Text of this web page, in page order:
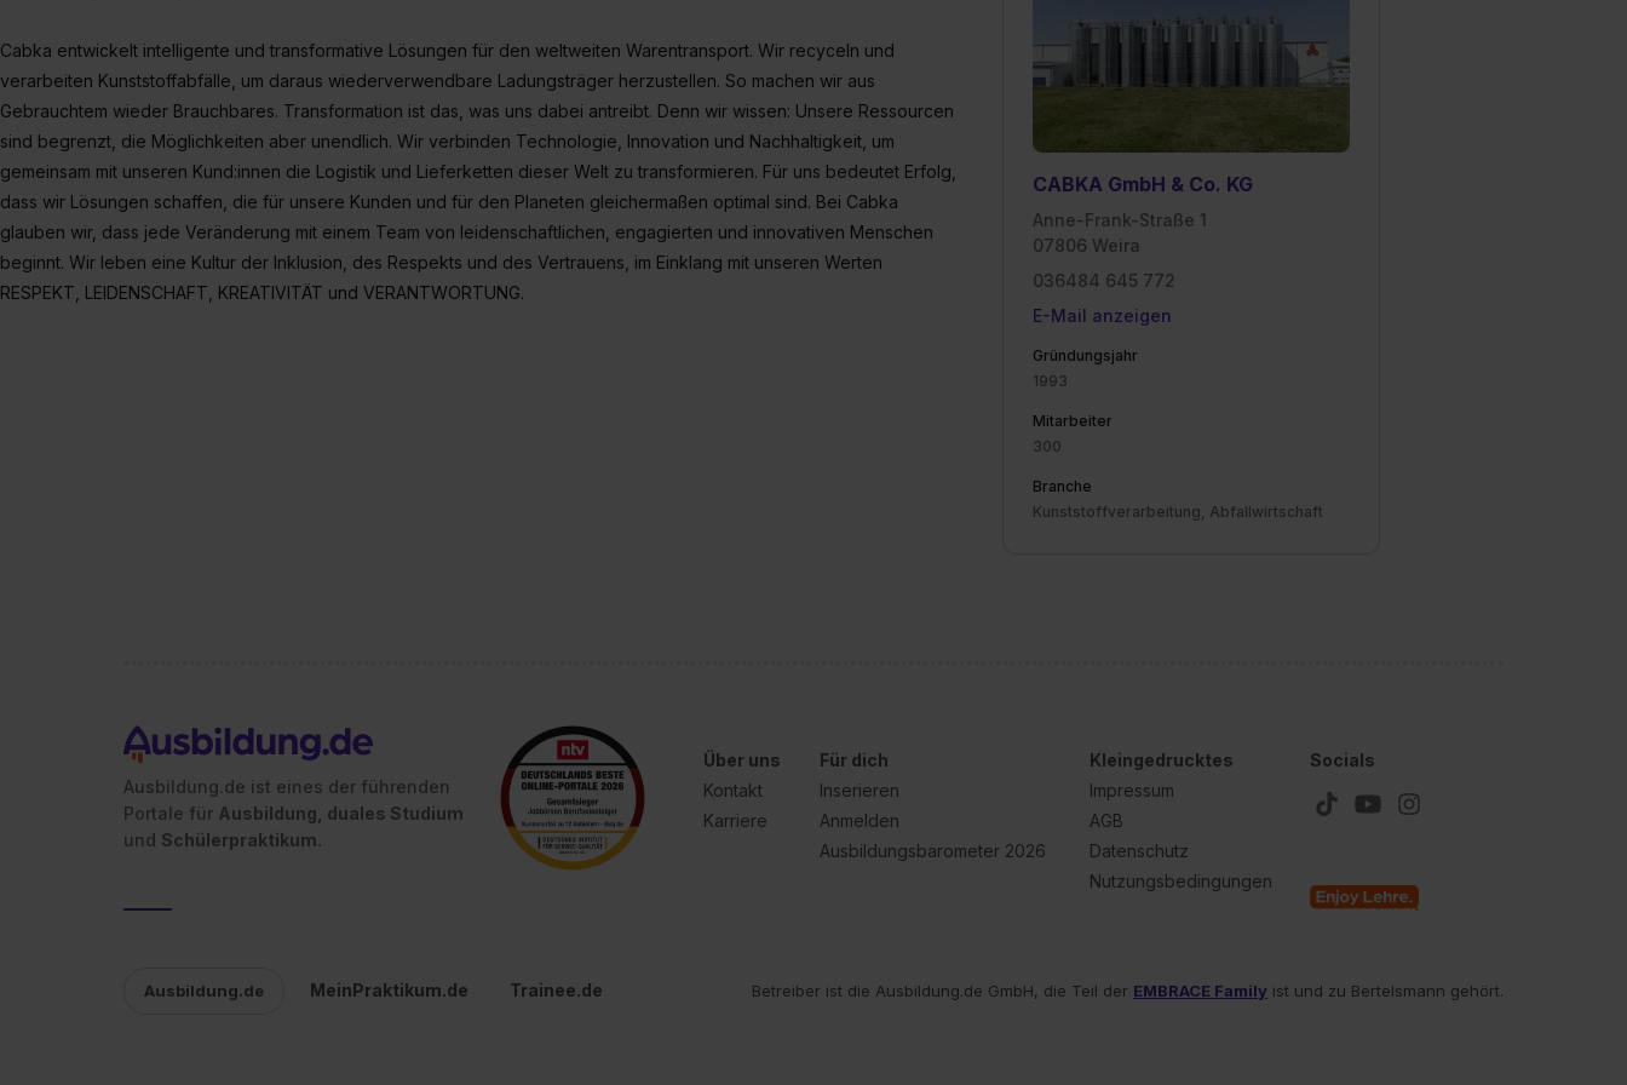
jederzeit mit Wirkung für die Zukunft ganz oder teilweise über unsere Datenschutzerklärung unter dem Punkt
„Datenschutz-Einstellungen“ widerrufen. Weitere Informationen zu den einzelnen Cookies findest du durch Klick auf
„Details zeigen“. Weitere Informationen:
Datenschutzerklärung
CABKA GmbH & Co. KG
Anne-Frank-Straße 1
07806 Weira
036484 645 772
E-Mail anzeigen
Gründungsjahr
1993
Mitarbeiter
300
Branche
Kunststoffverarbeitung, Abfallwirtschaft
Cabka entwickelt intelligente und transformative Lösungen für den weltweiten Warentransport. Wir recyceln und
verarbeiten Kunststoffabfälle, um daraus wiederverwendbare Ladungsträger herzustellen. So machen wir aus
Gebrauchtem wieder Brauchbares. Transformation ist das, was uns dabei antreibt. Denn wir wissen: Unsere Ressourcen
sind begrenzt, die Möglichkeiten aber unendlich. Wir verbinden Technologie, Innovation und Nachhaltigkeit, um
gemeinsam mit unseren Kund:innen die Logistik und Lieferketten dieser Welt zu transformieren. Für uns bedeutet Erfolg,
dass wir Lösungen schaffen, die für unsere Kunden und für den Planeten gleichermaßen optimal sind. Bei Cabka
glauben wir, dass jede Veränderung mit einem Team von leidenschaftlichen, engagierten und innovativen Menschen
beginnt. Wir leben eine Kultur der Inklusion, des Respekts und des Vertrauens, im Einklang mit unseren Werten
RESPEKT, LEIDENSCHAFT, KREATIVITÄT und VERANTWORTUNG.
Ausbildung.de ist eines der führenden
Portale für Ausbildung, duales Studium
und Schülerpraktikum.
Über uns
Kontakt
Karriere
Für dich
Inserieren
Anmelden
Ausbildungsbarometer 2026
Kleingedrucktes
Impressum
AGB
Datenschutz
Nutzungsbedingungen
Socials
Ausbildung.de MeinPraktikum.de Trainee.de Betreiber ist die Ausbildung.de GmbH, die Teil der EMBRACE Family ist und zu Bertelsmann gehört.